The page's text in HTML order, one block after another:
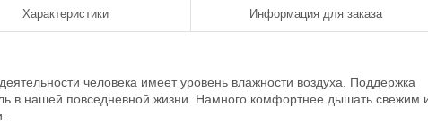
Характеристики Информация для заказа
человека имеет уровень влажности воздуха. Поддержка
в нашей повседневной жизни. Намного комфортнее дышать свежим